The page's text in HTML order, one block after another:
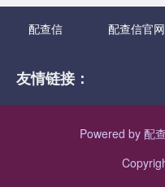
配查信 配查信官网
友情链接：
Powered by 配